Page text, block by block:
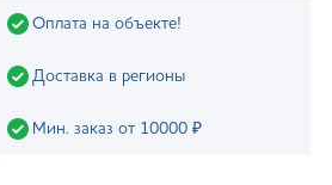
Оплата на объекте!
Доставка в регионы
Мин. заказ от 10000 ₽